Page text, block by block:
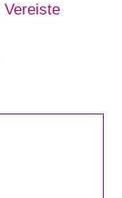
Vereiste